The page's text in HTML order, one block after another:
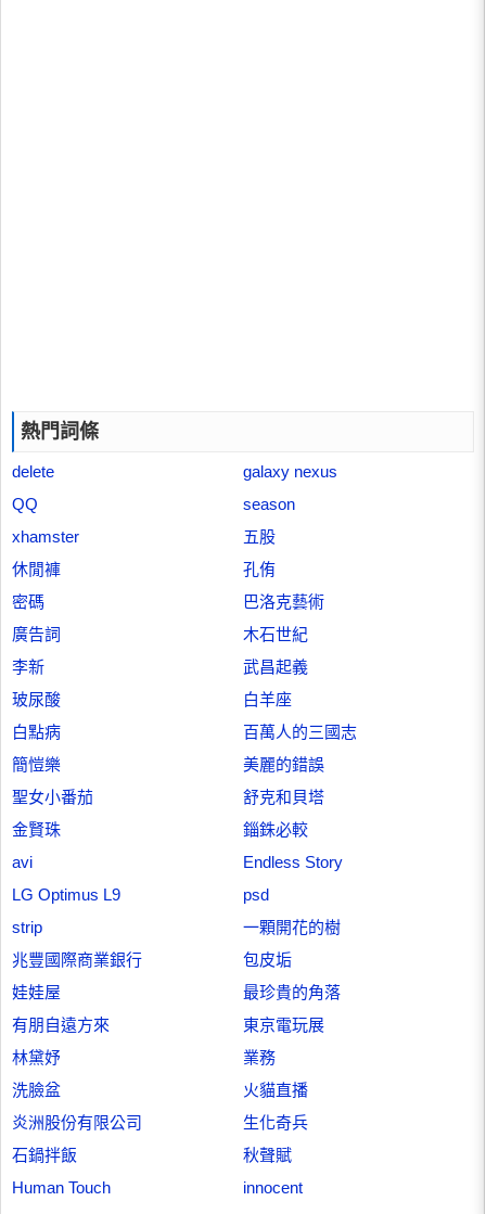
熱門詞條
delete
galaxy nexus
QQ
season
xhamster
五股
休閒褲
孔侑
密碼
巴洛克藝術
廣告詞
木石世紀
李新
武昌起義
玻尿酸
白羊座
白點病
百萬人的三國志
簡愷樂
美麗的錯誤
聖女小番茄
舒克和貝塔
金賢珠
錙銖必較
avi
Endless Story
LG Optimus L9
psd
strip
一顆開花的樹
兆豐國際商業銀行
包皮垢
娃娃屋
最珍貴的角落
有朋自遠方來
東京電玩展
林黛妤
業務
洗臉盆
火貓直播
炎洲股份有限公司
生化奇兵
石鍋拌飯
秋聲賦
Human Touch
innocent